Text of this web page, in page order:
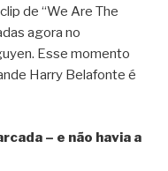
de “We Are The
agora no
Esse momento
Harry Belafonte é
– e não havia a